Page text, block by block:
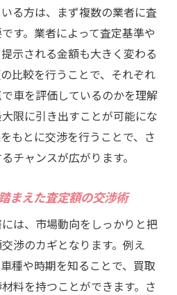
る方は、まず複数の業者に査
す。業者によって査定基準や
示される金額も大きく変わる
比較を行うことで、それぞれ
車を評価しているのかを理解
限に引き出すことが可能にな
もとに交渉を行うことで、さ
チャンスが広がります。
まえた査定額の交渉術
は、市場動向をしっかりと把
渉のカギとなります。例え
種や時期を知ることで、買取
料を持つことができます。さ